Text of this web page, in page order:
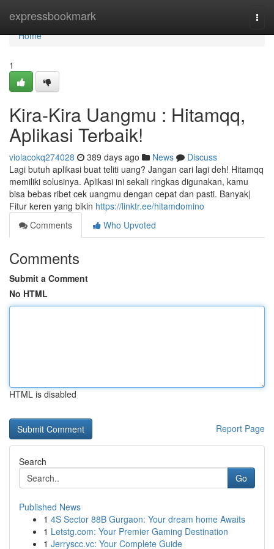
expressbookmark
Home
Home
1
Kira-Kira Uangmu : Hitamqq,
Aplikasi Terbaik!
violacokq274028 389 days ago News
Discuss
Lagi butuh aplikasi buat teliti uang? Jangan cari lagi deh! Hitamqq
memiliki solusinya. Aplikasi ini sekali ringkas digunakan, kamu
bisa bebas ribet cek uangmu dengan cepat dan pasti. Banyak|
Fitur keren yang bikin https://linktr.ee/hitamdomino
Comments
Who Upvoted
Comments
Submit a Comment
No HTML
HTML is disabled
Report Page
Search
Go
Published News
1 4S Sector 88B Gurgaon: Your dream home Awaits
1 Letstg.com: Your Premier Gaming Destination
1 Jerryscc.vc: Your Complete Guide